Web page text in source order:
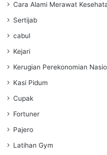
Cara Alami Merawat
Sertijab
cabul
Kejari
Kerugian Perekonomian
Kasi Pidum
Cupak
Fortuner
Pajero
Latihan Gym